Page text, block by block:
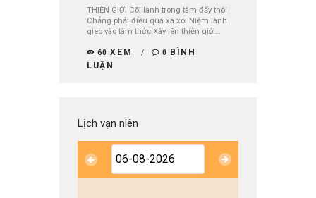
THIỆN GIỚI Cõi lành trong tâm đấy thôi
Chẳng phải điều quá xa xôi Niệm lành
gieo vào tâm thức Xây lên thiện giới…
60 XEM 0
BÌNH
LUẬN
Lịch vạn niên